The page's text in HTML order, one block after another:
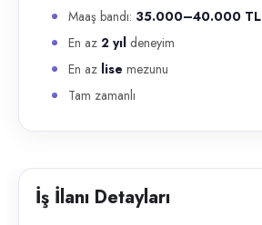
Maaş bandı: 35.000–40.000 TL
En az 2 yıl deneyim
En az lise mezunu
Tam zamanlı
İş İlanı Detayları